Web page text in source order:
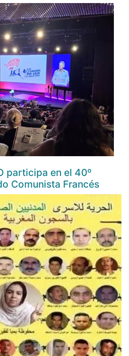
participa en el 40º
Comunista Francés